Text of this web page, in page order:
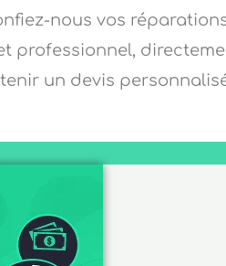
nous vos
professionnel,
un devis